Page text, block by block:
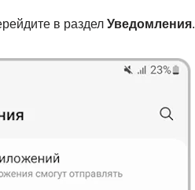
в раздел Уведомления.